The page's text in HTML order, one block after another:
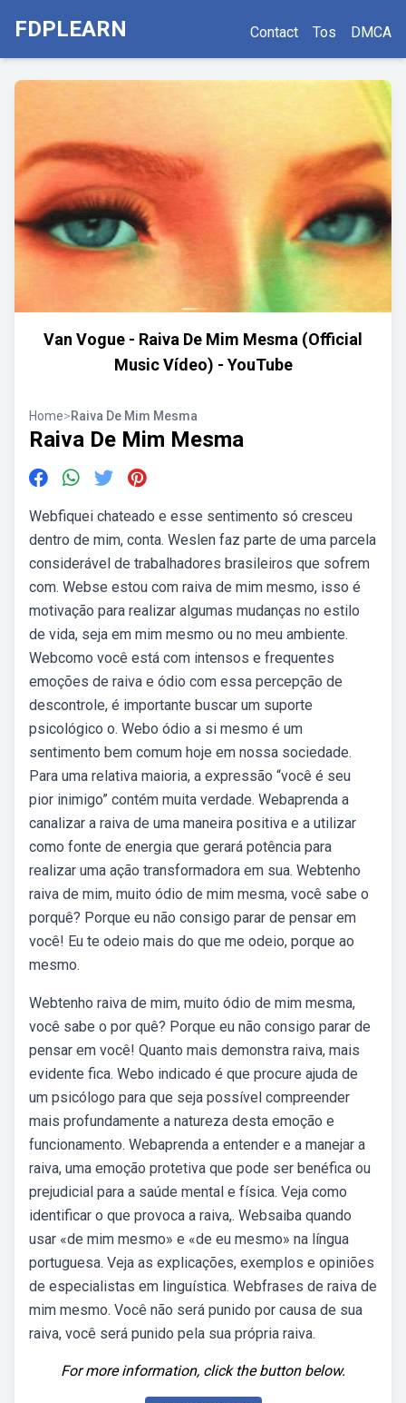
FDPLEARN Contact Tos DMCA
Van Vogue - Raiva De Mim Mesma (Official
Music Vídeo) - YouTube
Home>Raiva De Mim Mesma
Raiva De Mim Mesma
Webfiquei chateado e esse sentimento só cresceu
dentro de mim, conta. Weslen faz parte de uma parcela
considerável de trabalhadores brasileiros que sofrem
com. Webse estou com raiva de mim mesmo, isso é
motivação para realizar algumas mudanças no estilo
de vida, seja em mim mesmo ou no meu ambiente.
Webcomo você está com intensos e frequentes
emoções de raiva e ódio com essa percepção de
descontrole, é importante buscar um suporte
psicológico o. Webo ódio a si mesmo é um
sentimento bem comum hoje em nossa sociedade.
Para uma relativa maioria, a expressão “você é seu
pior inimigo” contém muita verdade. Webaprenda a
canalizar a raiva de uma maneira positiva e a utilizar
como fonte de energia que gerará potência para
realizar uma ação transformadora em sua. Webtenho
raiva de mim, muito ódio de mim mesma, você sabe o
porquê? Porque eu não consigo parar de pensar em
você! Eu te odeio mais do que me odeio, porque ao
mesmo.
Webtenho raiva de mim, muito ódio de mim mesma,
você sabe o por quê? Porque eu não consigo parar de
pensar em você! Quanto mais demonstra raiva, mais
evidente fica. Webo indicado é que procure ajuda de
um psicólogo para que seja possível compreender
mais profundamente a natureza desta emoção e
funcionamento. Webaprenda a entender e a manejar a
raiva, uma emoção protetiva que pode ser benéfica ou
prejudicial para a saúde mental e física. Veja como
identificar o que provoca a raiva,. Websaiba quando
usar «de mim mesmo» e «de eu mesmo» na língua
portuguesa. Veja as explicações, exemplos e opiniões
de especialistas em linguística. Webfrases de raiva de
mim mesmo. Você não será punido por causa de sua
raiva, você será punido pela sua própria raiva.
For more information, click the button below.